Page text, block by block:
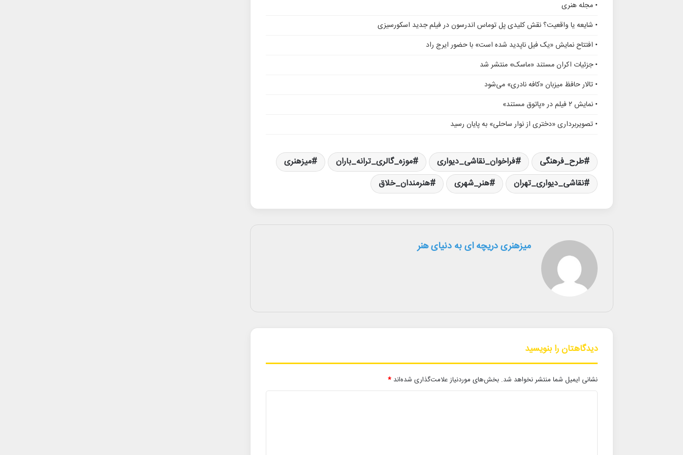
• مجله هنری
• شایعه یا واقعیت؟ نقش کلیدی پل توماس اندرسون در فیلم جدید اسکورسیزی
• افتتاح نمایش «یک فیل ناپدید شده است» با حضور ایرج راد
• جزئیات اکران مستند «ماسک» منتشر شد
• تالار حافظ میزبان «کافه نادری» می‌شود
• نمایش ۲ فیلم در «پاتوق مستند»
• تصویربرداری «دختری از نوار ساحلی» به پایان رسید
طرح_فرهنگی فراخوان_نقاشی_دیواری موزه_گالری_ترانه_باران
میزهنری
نقاشی_دیواری_تهران
هنر_شهری هنرمندان_خلاق
میزهنری دریچه ای به دنیای هنر
دیدگاهتان را بنویسید
نشانی ایمیل شما منتشر نخواهد شد. بخش‌های موردنیاز علامت‌گذاری شده‌اند *